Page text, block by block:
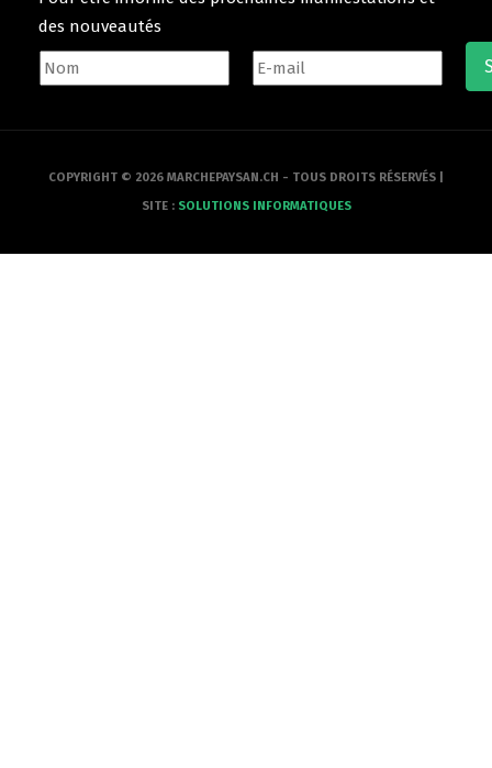
des nouveautés
COPYRIGHT © 2026 MARCHEPAYSAN.CH - TOUS DROITS RÉSERVÉS |
SITE : SOLUTIONS INFORMATIQUES